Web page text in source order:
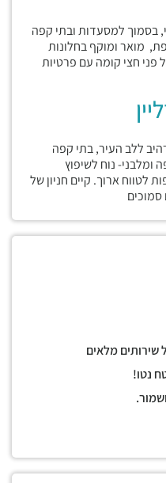
בסמוך למסעדות ובתי קפה
מ"ר במעטפת, מואר ומוקף בחלונות
חצי קומה עם פרטיות
ללב העיר, בתי קפה
ומלבני- נוח לשיפוץ
לטווח ארוך. קיים חניון של
סמוכים